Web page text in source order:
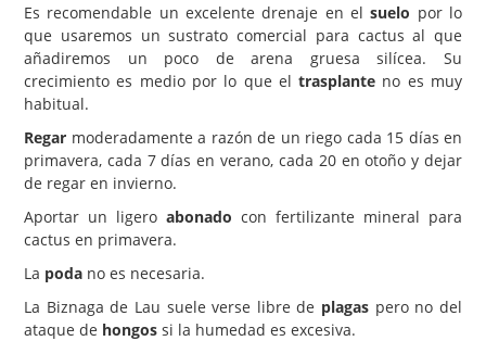
Es recomendable un excelente drenaje en elsuelo por lo
que usaremos un sustrato comercial para cactus al que
añadiremos un poco de arena gruesa silícea. Su
crecimiento es medio por lo que eltrasplante no es muy
habitual.
Regar moderadamente a razón de un riego cada 15 días en
primavera, cada 7 días en verano, cada 20 en otoño y dejar
de regar en invierno.
Aportar un ligero abonado con fertilizante mineral para
cactus en primavera.
La poda no es necesaria.
La Biznaga de Lau suele verse libre de plagas pero no del
ataque de hongos si la humedad es excesiva.